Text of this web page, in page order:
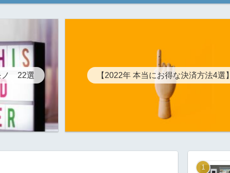
ノ 22選 【2022年 本当にお得な決済方法4選】